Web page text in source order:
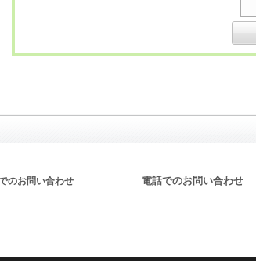
のお問い合わせ 電話でのお問い合わせ